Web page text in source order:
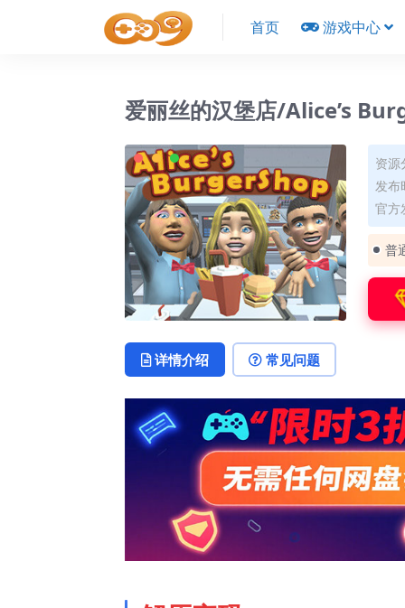
首页 游戏中心
爱丽丝的汉堡店/Alice’s
资
发布
官方
普
详情介绍 常见问题